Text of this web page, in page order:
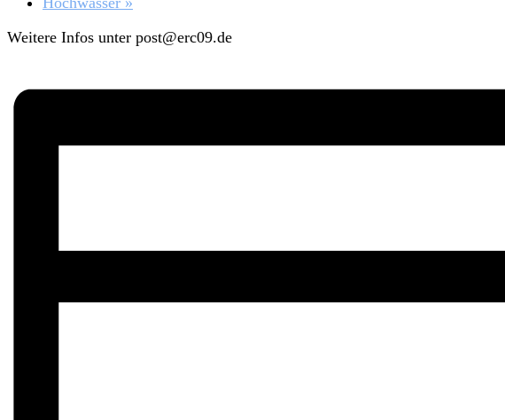
Weitere Infos unter post@erc09.de